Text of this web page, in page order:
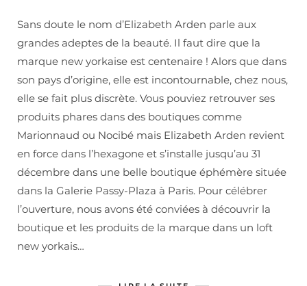
Sans doute le nom d’Elizabeth Arden parle aux
grandes adeptes de la beauté. Il faut dire que la
marque new yorkaise est centenaire ! Alors que dans
son pays d’origine, elle est incontournable, chez nous,
elle se fait plus discrète. Vous pouviez retrouver ses
produits phares dans des boutiques comme
Marionnaud ou Nocibé mais Elizabeth Arden revient
en force dans l’hexagone et s’installe jusqu’au 31
décembre dans une belle boutique éphémère située
dans la Galerie Passy-Plaza à Paris. Pour célébrer
l’ouverture, nous avons été conviées à découvrir la
boutique et les produits de la marque dans un loft
new yorkais…